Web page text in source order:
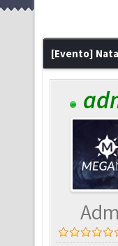
[Evento]